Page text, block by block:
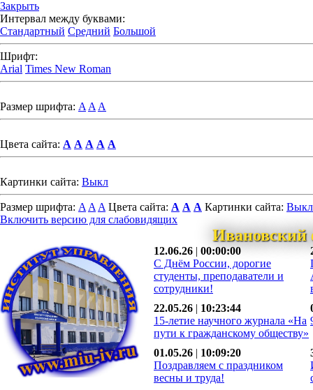
Закрыть
Интервал между буквами:
Стандартный Средний Большой
Шрифт:
Arial Times New Roman
Размер шрифта: A A A
Цвета сайта: A A A A A
Картинки сайта: Выкл
Размер шрифта: A A A Цвета сайта: A A A Картинки сайта: Выкл
Включить версию для слабовидящих
12.06.26 | 00:00:00
С Днём России, дорогие
студенты, преподаватели и
сотрудники!
22.05.26 | 10:23:44
15-летие научного журнала «На
пути к гражданскому обществу»
01.05.26 | 10:09:20
Поздравляем с праздником
весны и труда!